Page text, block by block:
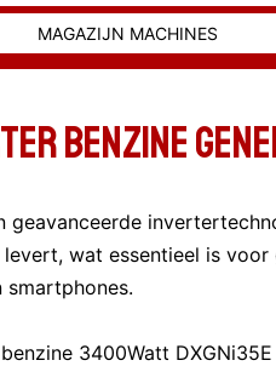
MAGAZIJN MACHINES
BENZINE
geavanceerde
wat essentieel is voor
3400Watt